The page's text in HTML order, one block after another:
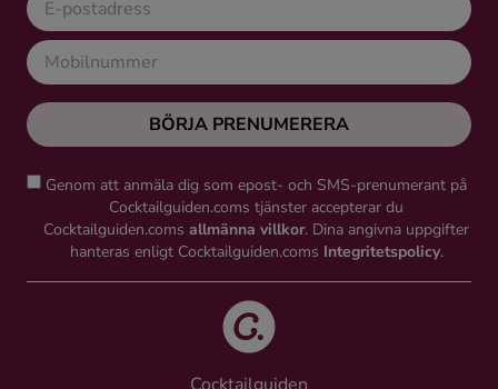
BÖRJA PRENUMERERA
Genom att anmäla dig som epost- och SMS-prenumerant på
Cocktailguiden.coms tjänster accepterar du
Cocktailguiden.coms allmänna villkor. Dina angivna uppgifter
hanteras enligt Cocktailguiden.coms Integritetspolicy.